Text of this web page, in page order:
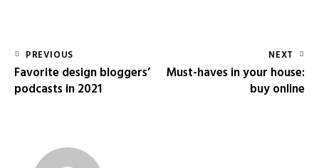
PREVIOUS
Favorite design bloggers’
podcasts in 2021
NEXT
Must-haves in your house:
buy online